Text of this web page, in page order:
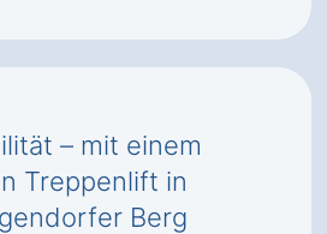
– mit einem
Treppenlift in
Berg